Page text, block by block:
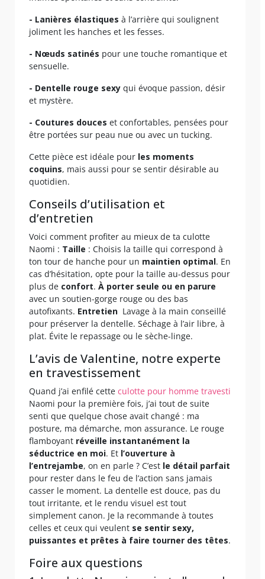
- Lanières élastiques à l’arrière qui soulignent
joliment les hanches et les fesses.
- Nœuds satinés pour une touche romantique et
sensuelle.
- Dentelle rouge sexy qui évoque passion, désir
et mystère.
- Coutures douces et confortables, pensées pour
être portées sur peau nue ou avec un tucking.
Cette pièce est idéale pour les moments
coquins, mais aussi pour se sentir désirable au
quotidien.
Conseils d’utilisation et
d’entretien
Voici comment profiter au mieux de ta culotte
Naomi : Taille : Choisis la taille qui correspond à
ton tour de hanche pour un maintien optimal. En
cas d’hésitation, opte pour la taille au-dessus pour
plus de confort. À porter seule ou en parure
avec un soutien-gorge rouge ou des bas
autofixants. Entretien Lavage à la main conseillé
pour préserver la dentelle. Séchage à l’air libre, à
plat. Évite le repassage ou le sèche-linge.
L’avis de Valentine, notre experte
en travestissement
Quand j’ai enfilé cette culotte pour homme travesti
Naomi pour la première fois, j’ai tout de suite
senti que quelque chose avait changé : ma
posture, ma démarche, mon assurance. Le rouge
flamboyant réveille instantanément la
séductrice en moi. Et l’ouverture à
l’entrejambe, on en parle ? C’est le détail parfait
pour rester dans le feu de l’action sans jamais
casser le moment. La dentelle est douce, pas du
tout irritante, et le rendu visuel est tout
simplement canon. Je la recommande à toutes
celles et ceux qui veulent se sentir sexy,
puissantes et prêtes à faire tourner des têtes.
Foire aux questions